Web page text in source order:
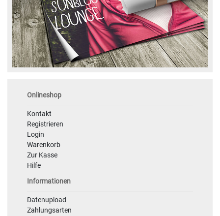
Onlineshop
Kontakt
Registrieren
Login
Warenkorb
Zur Kasse
Hilfe
Informationen
Datenupload
Zahlungsarten